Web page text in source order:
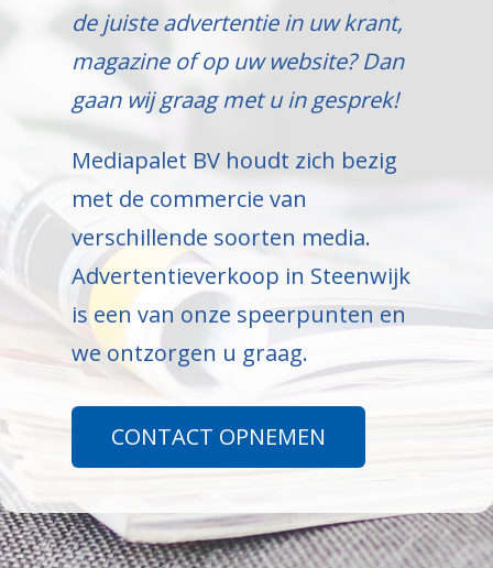
de juiste advertentie in uw krant,
magazine of op uw website? Dan
gaan wij graag met u in gesprek!
Mediapalet BV houdt zich bezig
met de commercie van
verschillende soorten media.
Advertentieverkoop in Steenwijk
is een van onze speerpunten en
we ontzorgen u graag.
CONTACT OPNEMEN